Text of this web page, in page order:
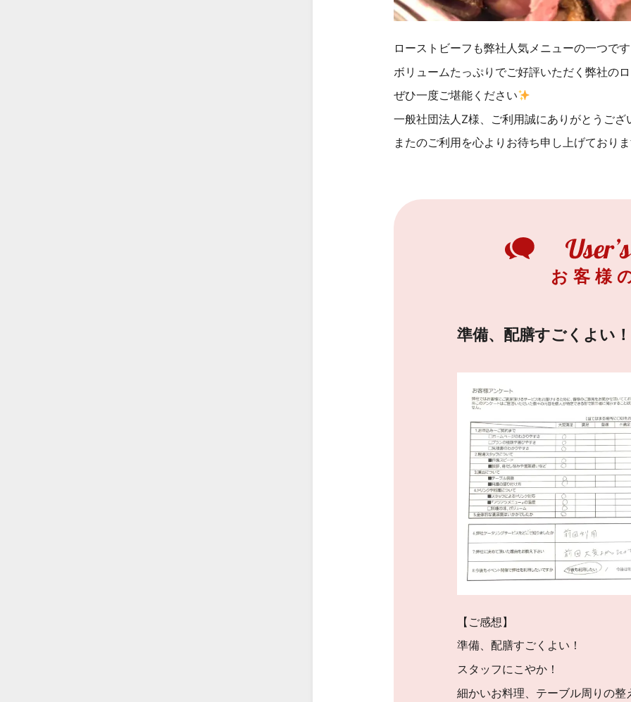
ローストビーフも弊社人気メニューの一つです
ボリュームたっぷりでご好評いただく弊社の
ぜひ一度ご堪能ください
一般社団法人Z様、ご利用誠にありがとうござ
またのご利用を心よりお待ち申し上げており
お客様
準備、配膳すごくよい！
【ご感想】
準備、配膳すごくよい！
スタッフにこやか！
細かいお料理、テーブル周りの整